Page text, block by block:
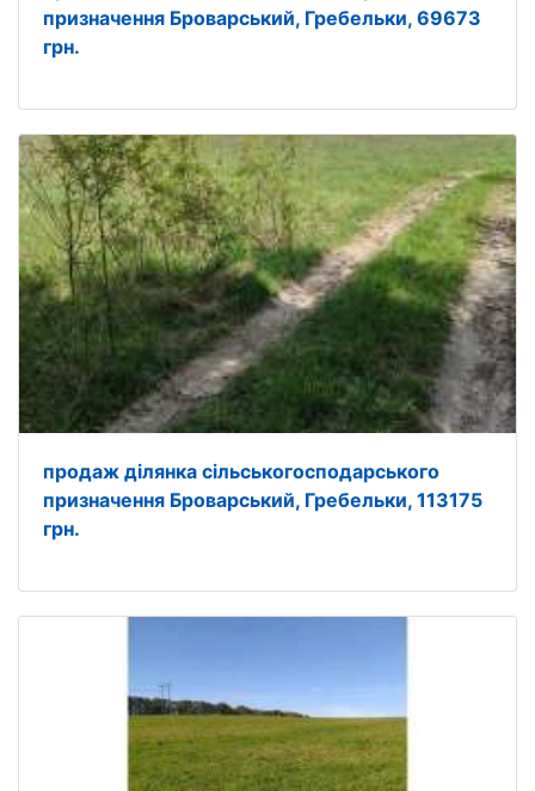
призначення Броварський, Гребельки, 69673
грн.
продаж ділянка сільськогосподарського
призначення Броварський, Гребельки, 113175
грн.